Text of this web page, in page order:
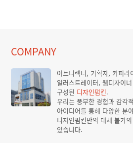
COMPANY
아트디렉터, 기획자, 카피라
일러스트레이터, 웹디자이
구성된 디자인펌킨.
우리는 풍부한 경험과 감각
아이디어를 통해 다양한 분
디자인펌킨만의 대체 불가
있습니다.